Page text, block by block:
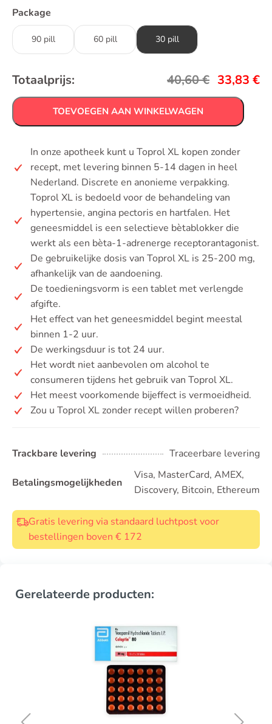
Package
90 pill 60 pill 30 pill
Totaalprijs: 40,60€ 33,83 €
TOEVOEGEN AAN WINKELWAGEN
In onze apotheek kunt u Toprol XL kopen zonder
recept, met levering binnen 5-14 dagen in heel
Nederland. Discrete en anonieme verpakking.
Toprol XL is bedoeld voor de behandeling van
hypertensie, angina pectoris en hartfalen. Het
geneesmiddel is een selectieve bètablokker die
werkt als een bèta-1-adrenerge receptorantagonist.
De gebruikelijke dosis van Toprol XL is 25-200 mg,
afhankelijk van de aandoening.
De toedieningsvorm is een tablet met verlengde
afgifte.
Het effect van het geneesmiddel begint meestal
binnen 1-2 uur.
De werkingsduur is tot 24 uur.
Het wordt niet aanbevolen om alcohol te
consumeren tijdens het gebruik van Toprol XL.
Het meest voorkomende bijeffect is vermoeidheid.
Zou u Toprol XL zonder recept willen proberen?
Trackbare levering Traceerbare levering
Betalingsmogelijkheden
Visa, MasterCard, AMEX,
Discovery, Bitcoin, Ethereum
Gratis levering via standaard luchtpost voor
bestellingen boven € 172
Gerelateerde producten: